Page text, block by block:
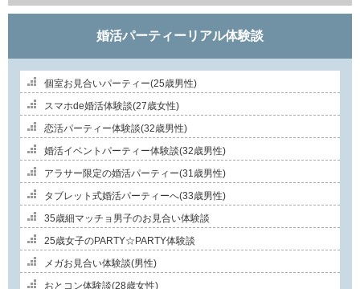
婚活パーティーリアル体験談
個室お見合いパーティー(25歳男性)
スマホde婚活体験談(27歳女性)
恋活パーティー体験談(32歳男性)
婚活イベントパーティー体験談(32歳男性)
アラサー限定の婚活パーティー(31歳男性)
タブレット式婚活パーティーへ(33歳男性)
35歳細マッチョ男子のお見合い体験談
25歳女子のPARTY☆PARTY体験談
メガお見合い体験談(男性)
おとコン体験談(28歳女性)